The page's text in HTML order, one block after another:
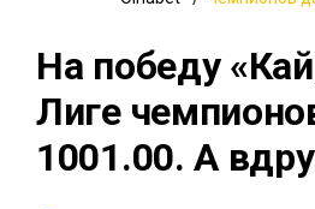
На победу
Лиге
1001.00. А